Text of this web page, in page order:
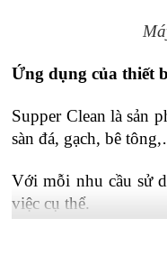
Ứng dụng của thiết
Supper Clean là sản
sàn đá, gạch, bê
Với mỗi nhu cầu sử
việc cụ thể.
Do đó, thiết bị được